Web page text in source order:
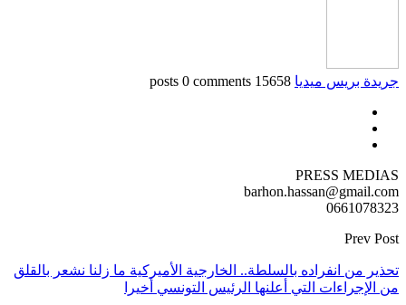
جريدة بريس ميديا 15658 posts
0 comments
PRESS MEDIAS
barhon.hassan@gmail.com
0661078323
Prev Post
تحذير من انفراده بالسلطة.. الخارجية الأميركية ما زلنا نشعر بالقلق
من الإجراءات التي أعلنها الرئيس التونسي أخيرا